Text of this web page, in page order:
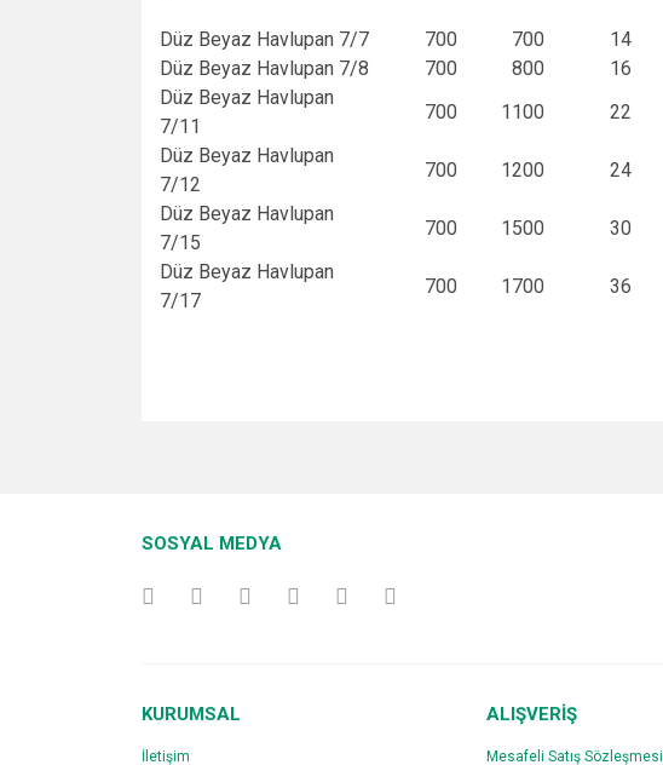
Düz Beyaz Havlupan 7/7 700 700 14
Düz Beyaz Havlupan 7/8
700 800 16
Düz Beyaz Havlupan
7/11
700 1100 22
Düz Beyaz Havlupan
7/12
700 1200 24
Düz Beyaz Havlupan
7/15
700 1500 30
Düz Beyaz Havlupan
7/17
700 1700 36
Ürün açıklamasında eksik bilgiler bulunuyor.
SOSYAL MEDYA
KURUMSAL
İletişim
ALIŞVERİŞ
Mesafeli Satış Sözleşmesi